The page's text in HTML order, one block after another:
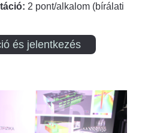
2 pont/alkalom (bírálati
és jelentkezés